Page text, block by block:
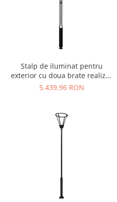
Stalp de iluminat pentru
exterior cu doua brate realizat
din otel galvanizat si bec LED -
5.439,96 RON